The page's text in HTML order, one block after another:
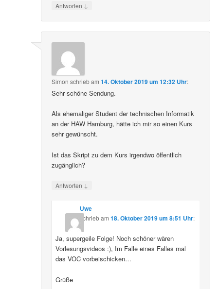
Antworten ↓
Simon schriebam14. Oktober 2019 um 12:32 Uhr:
Sehr schöne Sendung.
Als ehemaliger Student der technischen Informatik
an der HAW Hamburg, hätte ich mir so einen Kurs
sehr gewünscht.
Ist das Skript zu dem Kurs irgendwo öffentlich
zugänglich?
Antworten ↓
Uwe
schriebam 18. Oktober 2019 um 8:51 Uhr:
Ja, supergeile Folge! Noch schöner wären
Vorlesungsvideos :), Im Falle eines Falles mal
das VOC vorbeischicken…
Grüße